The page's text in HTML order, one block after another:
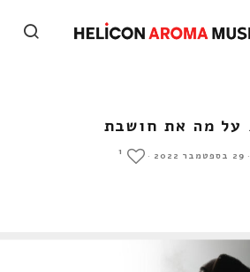
על מה את חושבת
· 29 בספטמבר 2022 ·
1